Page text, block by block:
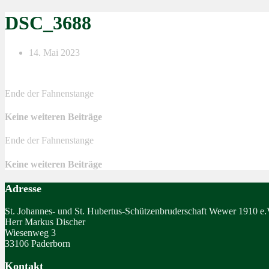
DSC_3688
14. Mai 2023
Ende der Fahnenstange
Keine weiteren Beiträge
Ende der Fahnenstange
Keine weiteren Beiträge
Adresse
St. Johannes- und St. Hubertus-Schützenbruderschaft Wewer 1910
Herr Markus Discher
Wiesenweg 3
33106 Paderborn
Kontakt